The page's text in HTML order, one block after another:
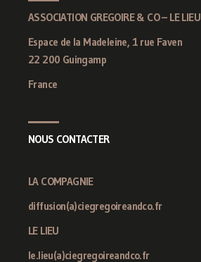
ASSOCIATION GREGOIRE & CO – LE LIEU
Espace de la Madeleine, 1 rue Faven
22 200 Guingamp
France
NOUS CONTACTER
LA COMPAGNIE
diffusion(a)ciegregoireandco.fr
LE LIEU
le.lieu(a)ciegregoireandco.fr